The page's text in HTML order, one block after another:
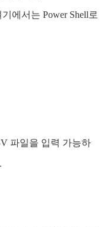
에서는 Power Shell로
파일을 입력 가능하